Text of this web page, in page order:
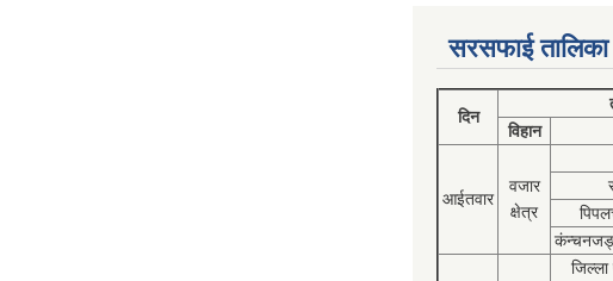
सरसफाई तालिका
दिन
विहान
आईतवार
वजार
क्षेत्र